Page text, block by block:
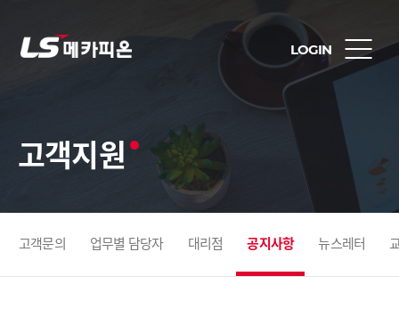
LOGIN
고객지원
고객문의 업무별 담당자 대리점 공지사항 뉴스레터